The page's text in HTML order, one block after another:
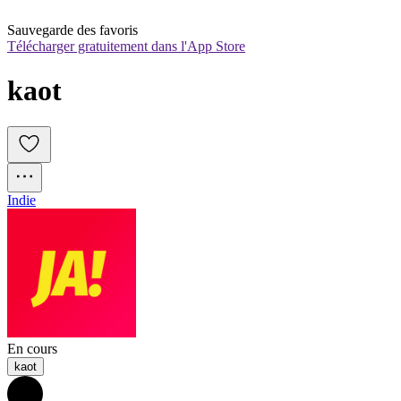
Sauvegarde des favoris
Télécharger gratuitement dans l'App Store
kaot
Indie
En cours
kaot